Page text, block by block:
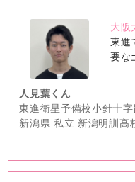
no
image
大阪
東進
要な
人見葉くん
東進衛星予備校小針十
新潟県 私立 新潟明訓高